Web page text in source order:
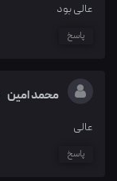
عالی بود
پاسخ
محمد امین
عالی
پاسخ